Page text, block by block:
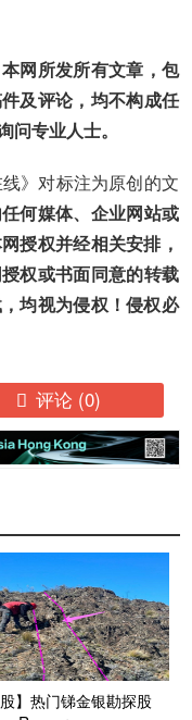
网所发所有文章，包
及评论，均不构成任
专业人士。
》对标注为原创的文
何媒体、企业网站或
授权并经相关安排，
权或书面同意的转载
均视为侵权！侵权必
 评论 (0)
股】热门锑金银勘探股